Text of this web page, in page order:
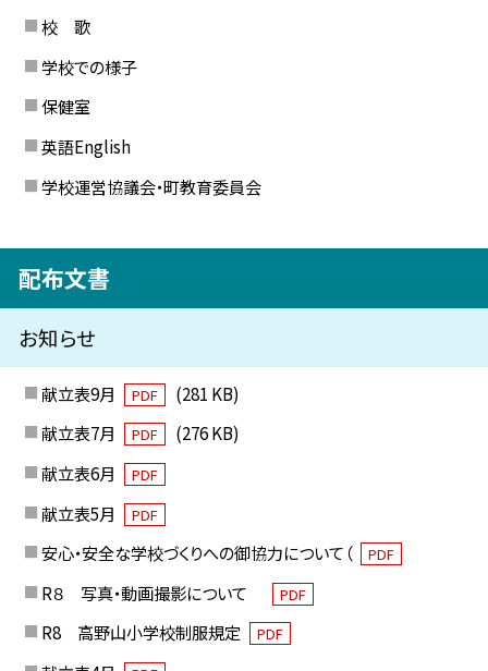
校 歌
学校での様子
保健室
英語English
学校運営協議会・町教育委員会
配布文書
お知らせ
献立表9月 PDF
(281 KB)
献立表7月
PDF
(276 KB)
献立表6月
PDF
献立表5月 PDF
安心・安全な学校づくりへの御協力について（ PDF
R８ 写真・動画撮影について PDF
R8 高野山小学校制服規定 PDF